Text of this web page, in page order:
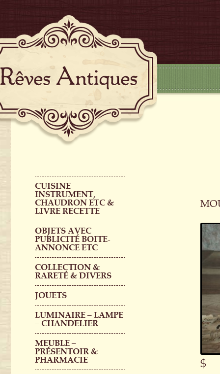
CUISINE
INSTRUMENT,
CHAUDRON ETC &
LIVRE RECETTE
OBJETS AVEC
PUBLICITÉ BOITE-
ANNONCE ETC
COLLECTION &
RARETÉ & DIVERS
JOUETS
LUMINAIRE – LAMPE
– CHANDELIER
MEUBLE –
PRÉSENTOIR &
PHARMACIE
$